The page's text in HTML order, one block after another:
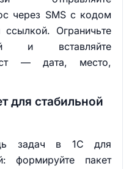
через SMS с кодом
ссылкой. Ограничьте
и вставляйте
— дата, место,
для стабильной
задач в 1С для
формируйте пакет